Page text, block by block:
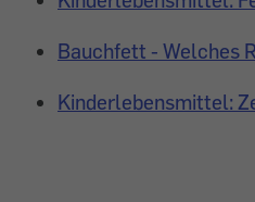
Bauchfett - Welches
Kinderlebensmittel: